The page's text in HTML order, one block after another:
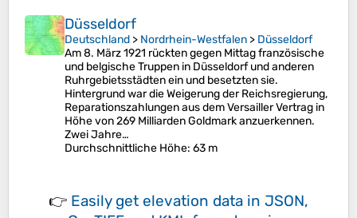
Düsseldorf
Deutschland > Nordrhein-Westfalen > Düsseldorf
Am 8. März 1921 rückten gegen Mittag französische
und belgische Truppen in Düsseldorf und anderen
Ruhrgebietsstädten ein und besetzten sie.
Hintergrund war die Weigerung der Reichsregierung,
Reparationszahlungen aus dem Versailler Vertrag in
Höhe von 269 Milliarden Goldmark anzuerkennen.
Zwei Jahre…
Durchschnittliche Höhe: 63 m
👉 Easily get elevation data in JSON,